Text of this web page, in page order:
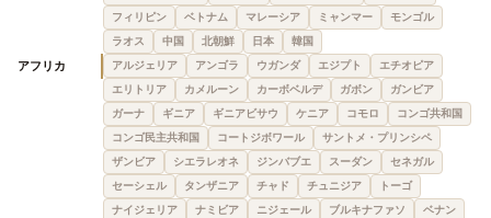
フィリピン
ベトナム マレーシア ミャンマー
モンゴル
ラオス
中国 北朝鮮 日本 韓国
アフリカ アルジェリア アンゴラ ウガンダ エジプト
エチオピア
エリトリア
カメルーン カーボベルデ ガボン
ガンビア
ガーナ
ギニア ギニアビサウ ケニア コモロ
コンゴ共和国
コンゴ民主共和国
コートジボワール
サントメ・プリンシペ
ザンビア
シエラレオネ ジンバブエ スーダン
セネガル
セーシェル
タンザニア チャド チュニジア
トーゴ
ナイジェリア
ナミビア ニジェール ブルキナファソ
ベナン